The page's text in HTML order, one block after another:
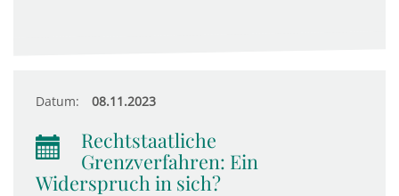
Datum: 08.11.2023
Rechtstaatliche
Grenzverfahren: Ein
Widerspruch in sich?